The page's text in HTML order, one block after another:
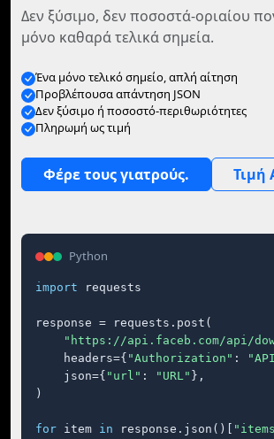
Δεν ξύσιμο, δεν ποσοστά-οριαίου
μόνο καθαρά τελικά σημεία.
Ένα μόνο τελικό σημείο, απλή αίτηση
Προβλέπουσα απάντηση JSON
Δεν ξύσιμο ή ποσοστό-περιθωριότητες
Πληρωμή ως τιμή
Φέρε τους γιατρούς. Τιμή
Python
import requests
response = requests.post(
"https://api.faceb.com/api/
    headers={
"Authorization" :
    json={
"url" : "URL" },
)
for item in response.json()[